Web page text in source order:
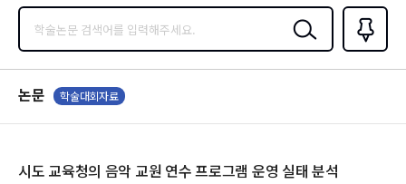
검색
즐겨찾
기0
논문 학술대회자료
시도 교육청의 음악 교원 연수 프로그램 운영 실태 분석